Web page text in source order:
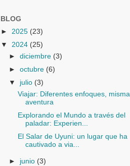
BLOG
► 2025 (23)
▼ 2024 (25)
►diciembre (3)
►octubre (6)
▼ julio (3)
Viajar: Diferentes enfoques, misma
aventura
Explorando el Mundo a través del
paladar: Experien...
El Salar de Uyuni: un lugar que ha
cautivado a via...
► junio (3)